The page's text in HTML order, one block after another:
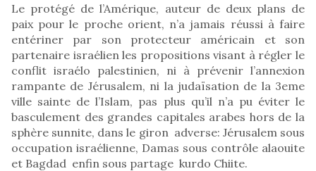
Le protégé de l’Amérique, auteur de deux plans de
paix pour le proche orient, n’a jamais réussi à faire
entériner par son protecteur américain et son
partenaire israélien les propositions visant à régler le
conflit israélo palestinien, ni à prévenir l’annexion
rampante de Jérusalem, ni la judaïsation de la 3eme
ville sainte de l’Islam, pas plus qu’il n’a pu éviter le
basculement des grandes capitales arabes hors de la
sphère sunnite, dans le giron adverse: Jérusalem sous
occupation israélienne, Damas sous contrôle alaouite
et Bagdad enfin sous partage kurdo Chiite.